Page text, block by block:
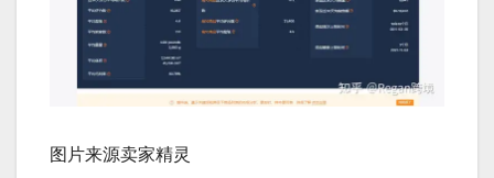
图片来源卖家精灵